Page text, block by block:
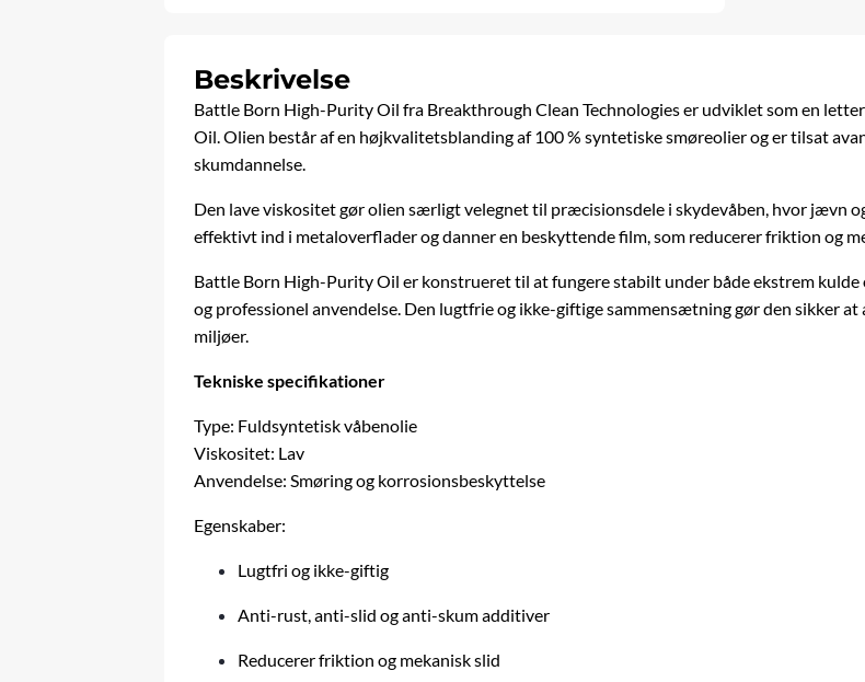
Beskrivelse
Battle Born High-Purity Oil fra Breakthrough Clean Technologieser udviklet som en
Oil. Olien består af en højkvalitetsblanding af 100 % syntetiske smøreolier og er tilsat
skumdannelse.
Den lave viskositet gør olien særligt velegnet til præcisionsdele i skydevåben, hvor jævn
effektivt ind i metaloverflader og danner en beskyttende film, som reducerer friktion og
Battle Born High-Purity Oil er konstrueret til at fungere stabilt under både ekstrem
og professionel anvendelse. Den lugtfrie og ikke-giftige sammensætning gør den sikker
miljøer.
Tekniske specifikationer
Type: Fuldsyntetisk våbenolie
Viskositet: Lav
Anvendelse: Smøring og korrosionsbeskyttelse
Egenskaber:
Lugtfri og ikke-giftig
Anti-rust, anti-slid og anti-skum additiver
Reducerer friktion og mekanisk slid